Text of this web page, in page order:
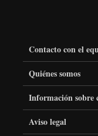
e
b
o
t
Contacto con el
Quiénes somos
Información sobre
Aviso legal